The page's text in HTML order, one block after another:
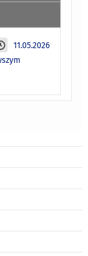
11.05.2026